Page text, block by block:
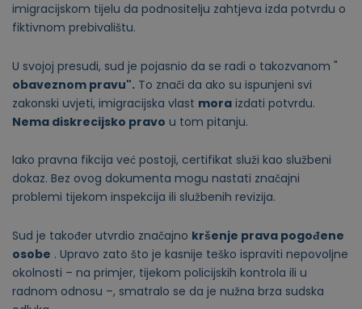
imigracijskom tijelu da podnositelju zahtjeva izda potvrdu o
fiktivnom prebivalištu.
U svojoj presudi, sud je pojasnio da se radi o takozvanom "
obaveznom pravu". To znači da ako su ispunjeni svi
zakonski uvjeti, imigracijska vlast mora izdati potvrdu.
Nema diskrecijsko pravo u tom pitanju.
Iako pravna fikcija već postoji, certifikat služi kao službeni
dokaz. Bez ovog dokumenta mogu nastati značajni
problemi tijekom inspekcija ili službenih revizija.
Sud je također utvrdio značajno kršenje prava pogođene
osobe . Upravo zato što je kasnije teško ispraviti nepovoljne
okolnosti – na primjer, tijekom policijskih kontrola ili u
radnom odnosu –, smatralo se da je nužna brza sudska